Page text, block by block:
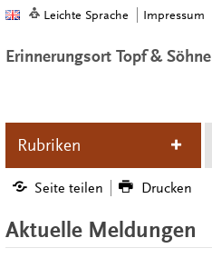
Leichte Sprache Impressum
Erinnerungsort Topf & Söhne
Rubriken
Seite teilen Drucken
Aktuelle Meldungen